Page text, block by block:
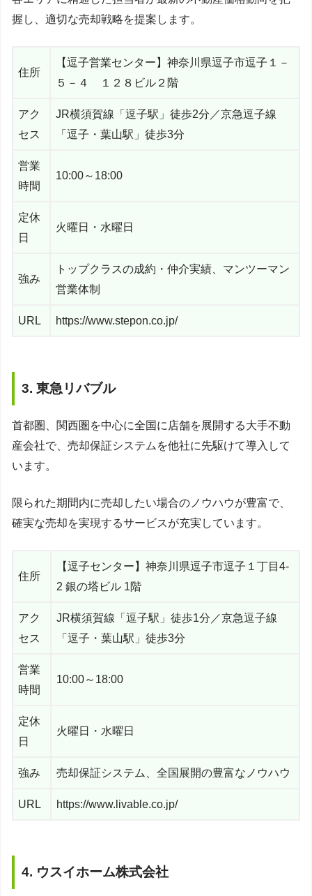
握し、適切な売却戦略を提案します。
住所
【逗子営業センター】神奈川県逗子市逗子１－
５－４ １２８ビル２階
アク
セス
JR横須賀線「逗子駅」徒歩2分／京急逗子線
「逗子・葉山駅」徒歩3分
営業
時間
10:00～18:00
定休
日
火曜日・水曜日
強み
トップクラスの成約・仲介実績、マンツーマン
営業体制
URL https://www.stepon.co.jp/
3. 東急リバブル
首都圏、関西圏を中心に全国に店舗を展開する大手不動
産会社で、売却保証システムを他社に先駆けて導入して
います。
限られた期間内に売却したい場合のノウハウが豊富で、
確実な売却を実現するサービスが充実しています。
住所
【逗子センター】神奈川県逗子市逗子１丁目4-
2 銀の塔ビル 1階
アク
セス
JR横須賀線「逗子駅」徒歩1分／京急逗子線
「逗子・葉山駅」徒歩3分
営業
時間
10:00～18:00
定休
日
火曜日・水曜日
強み 売却保証システム、全国展開の豊富なノウハウ
URL https://www.livable.co.jp/
4. ウスイホーム株式会社